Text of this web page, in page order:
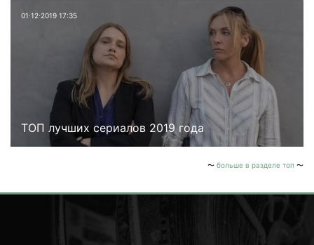
01⋅12⋅2019 17:35
ТОП лучших сериалов 2019 года
больше в разделе топ